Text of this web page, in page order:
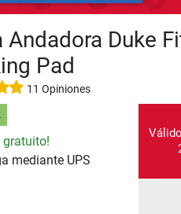
Andadora Duke
Pad
11 Opiniones
gratuito!
mediante UPS